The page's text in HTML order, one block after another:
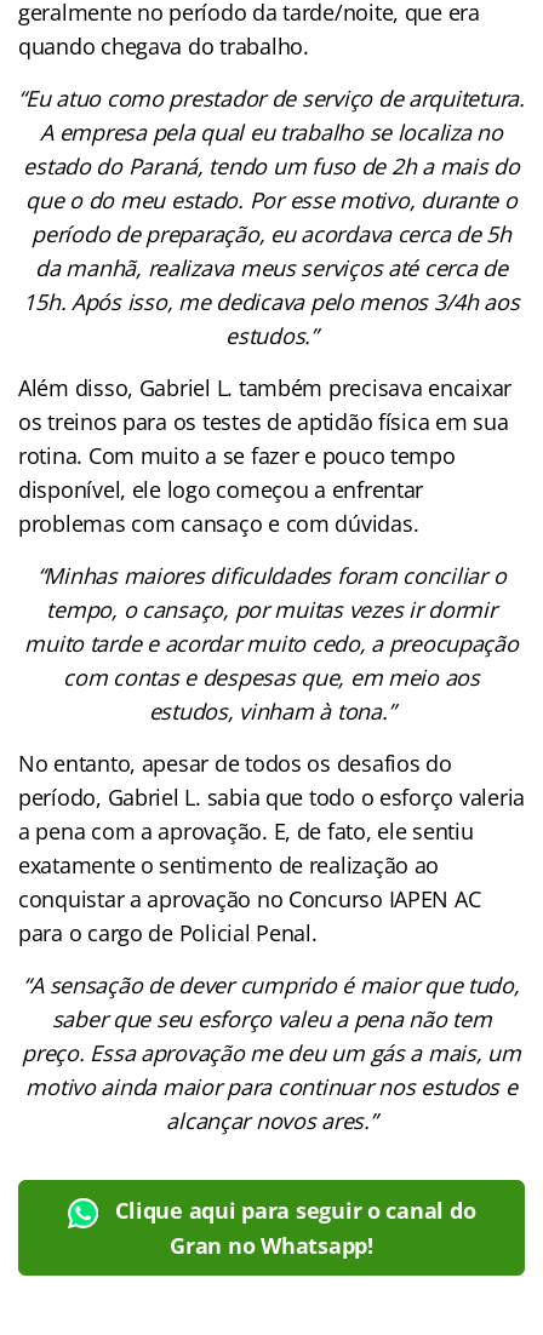
geralmente no período da tarde/noite, que era
quando chegava do trabalho.
“Eu atuo como prestador de serviço de arquitetura.
A empresa pela qual eu trabalho se localiza no
estado do Paraná, tendo um fuso de 2h a mais do
que o do meu estado. Por esse motivo, durante o
período de preparação, eu acordava cerca de 5h
da manhã, realizava meus serviços até cerca de
15h. Após isso, me dedicava pelo menos 3/4h aos
estudos.”
Além disso, Gabriel L. também precisava encaixar
os treinos para os testes de aptidão física em sua
rotina. Com muito a se fazer e pouco tempo
disponível, ele logo começou a enfrentar
problemas com cansaço e com dúvidas.
“Minhas maiores dificuldades foram conciliar o
tempo, o cansaço, por muitas vezes ir dormir
muito tarde e acordar muito cedo, a preocupação
com contas e despesas que, em meio aos
estudos, vinham à tona.”
No entanto, apesar de todos os desafios do
período, Gabriel L. sabia que todo o esforço valeria
a pena com a aprovação. E, de fato, ele sentiu
exatamente o sentimento de realização ao
conquistar a aprovação no Concurso IAPEN AC
para o cargo de Policial Penal.
“A sensação de dever cumprido é maior que tudo,
saber que seu esforço valeu a pena não tem
preço. Essa aprovação me deu um gás a mais, um
motivo ainda maior para continuar nos estudos e
alcançar novos ares.”
Clique aqui para seguir o canal do
Gran no Whatsapp!